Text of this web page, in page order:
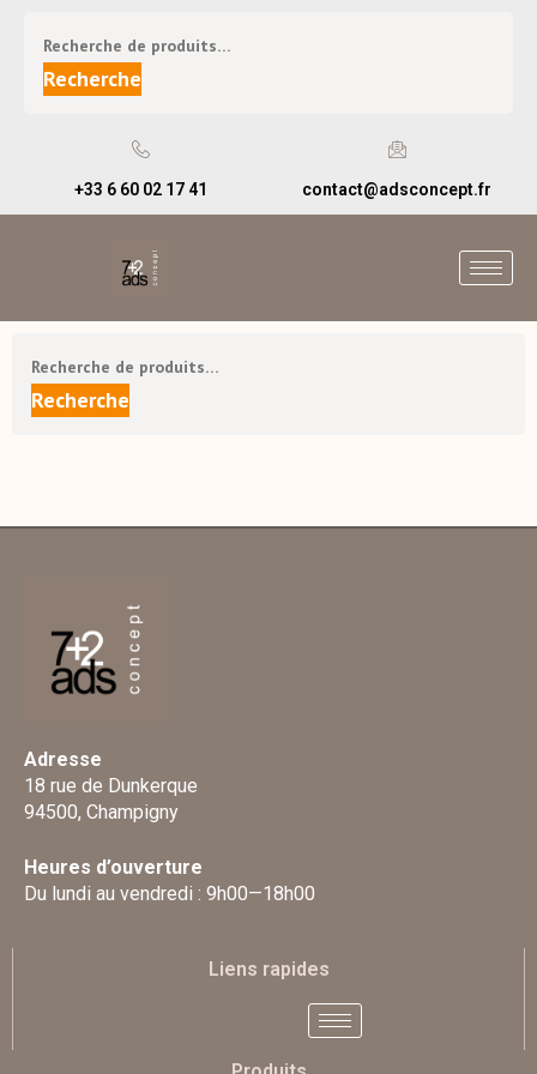
Recherche
+33 6 60 02 17 41 contact@adsconcept.fr
Recherche
Adresse
18 rue de Dunkerque
94500, Champigny
Heures d’ouverture
Du lundi au vendredi : 9h00—18h00
Liens rapides